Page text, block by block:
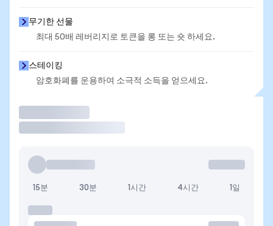
무기한 선물
최대 50배 레버리지로 토큰을 롱 또는 숏 하세요.
스테이킹
암호화폐를 운용하여 소극적 소득을 얻으세요.
15분 30분 1시간 4시간 1일